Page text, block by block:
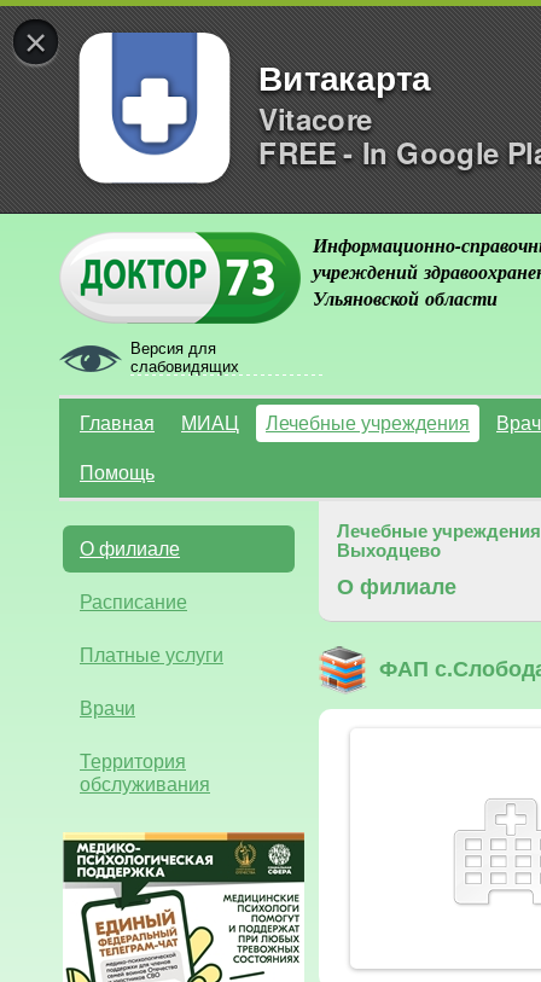
×
Витакарта
Vitacore
FREE - In Google
Версия для
слабовидящих
Информационно-
учреждений
Ульяновской области
Главная МИАЦ Лечебные учреждения
Помощь
О филиале
Расписание
Платные услуги
Врачи
Территория
обслуживания
Лечебные учреждения
Выходцево
О филиале
ФАП